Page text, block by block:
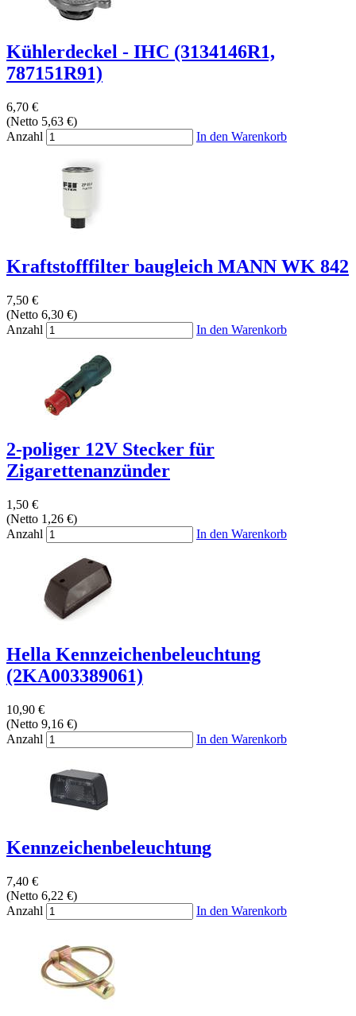
Kühlerdeckel - IHC (3134146R1,
787151R91)
6,70 €
(Netto 5,63 €)
Anzahl
In den Warenkorb
Kraftstofffilter baugleich MANN WK 842
7,50 €
(Netto 6,30 €)
Anzahl
In den Warenkorb
2-poliger 12V Stecker für
Zigarettenanzünder
1,50 €
(Netto 1,26 €)
Anzahl
In den Warenkorb
Hella Kennzeichenbeleuchtung
(2KA003389061)
10,90 €
(Netto 9,16 €)
Anzahl
In den Warenkorb
Kennzeichenbeleuchtung
7,40 €
(Netto 6,22 €)
Anzahl
In den Warenkorb